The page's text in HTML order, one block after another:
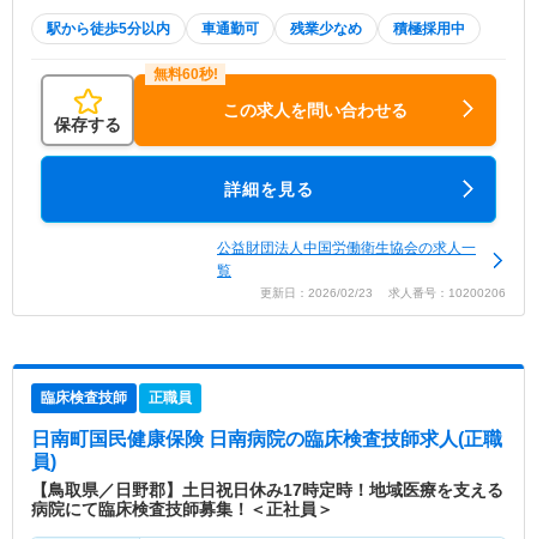
駅から徒歩5分以内 車通勤可 残業少なめ 積極採用中
保存する
この求人を問い合わせる
詳細を見る
公益財団法人中国労働衛生協会の求人一
覧
更新日：2026/02/23 求人番号：10200206
臨床検査技師 正職員
日南町国民健康保険 日南病院の臨床検査技師求人(正職
員)
【鳥取県／日野郡】土日祝日休み17時定時！地域医療を支える
病院にて臨床検査技師募集！＜正社員＞